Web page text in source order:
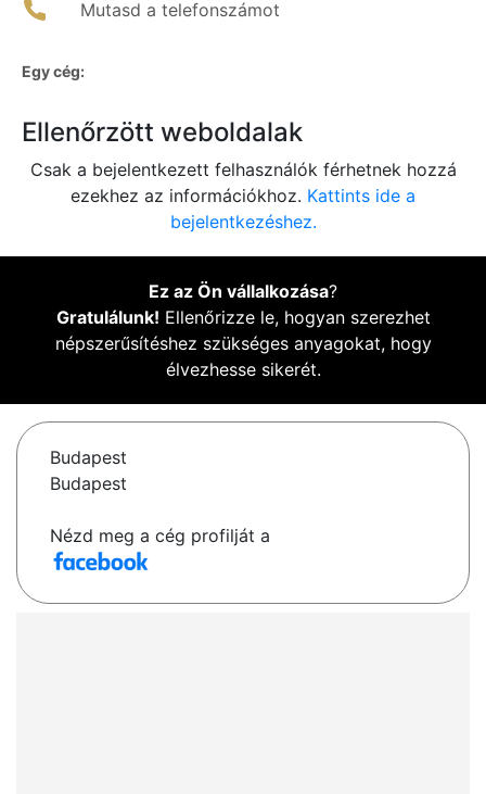
Mutasd a telefonszámot
Egy cég:
Ellenőrzött weboldalak
Csak a bejelentkezett felhasználók férhetnek hozzá
ezekhez az információkhoz. Kattints ide a
bejelentkezéshez.
Ez az Ön vállalkozása?
Gratulálunk! Ellenőrizze le, hogyan szerezhet
népszerűsítéshez szükséges anyagokat, hogy
élvezhesse sikerét.
Budapest
Budapest
Nézd meg a cég profilját a